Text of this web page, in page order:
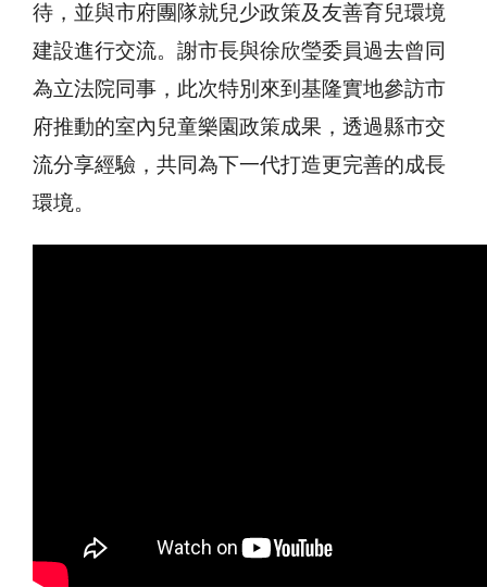
待，並與市府團隊就兒少政策及友善育兒環境
建設進行交流。謝市長與徐欣瑩委員過去曾同
為立法院同事，此次特別來到基隆實地參訪市
府推動的室內兒童樂園政策成果，透過縣市交
流分享經驗，共同為下一代打造更完善的成長
環境。